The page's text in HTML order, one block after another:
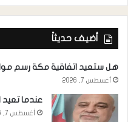
أضيف حديثاً
هل ستعيد اتفاقية مكة رسم
أغسطس 7, 2026
عندما تعيد
أغسطس 7, 2026